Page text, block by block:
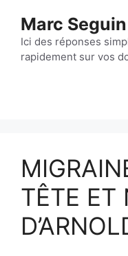
contenu
Marc
Ici des réponses
rapidement sur vos
TÊTE ET